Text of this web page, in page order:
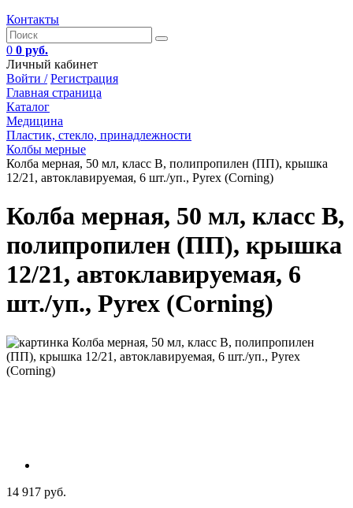
Контакты
0 0 руб.
Личный кабинет
Войти / Регистрация
Главная страница
Каталог
Медицина
Пластик, стекло, принадлежности
Колбы мерные
Колба мерная, 50 мл, класс В, полипропилен (ПП), крышка
12/21, автоклавируемая, 6 шт./уп., Pyrex (Corning)
Колба мерная, 50 мл, класс В,
полипропилен (ПП), крышка
12/21, автоклавируемая, 6
шт./уп., Pyrex (Corning)
14 917 руб.